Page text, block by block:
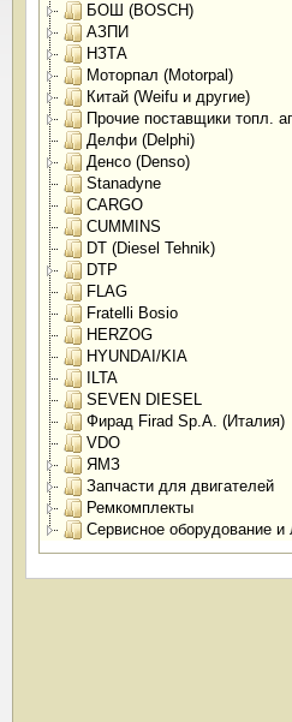
БОШ (BOSCH)
АЗПИ
НЗТА
Моторпал (Motorpal)
Китай (Weifu и другие)
Прочие поставщики топл.
Делфи (Delphi)
Денсо (Denso)
Stanadyne
CARGO
CUMMINS
DT (Diesel Tehnik)
DTP
FLAG
Fratelli Bosio
HERZOG
HYUNDAI/KIA
ILTA
SEVEN DIESEL
Фирад Firad Sp.A. (Италия)
VDO
ЯМЗ
Запчасти для двигателей
Ремкомплекты
Сервисное оборудование и